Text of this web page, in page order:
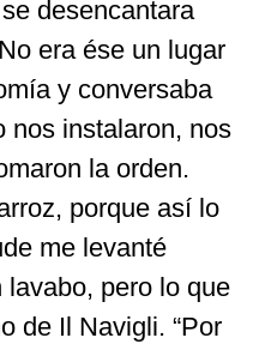
desencantara
era ése un lugar
y conversaba
nos instalaron, nos
la orden.
porque así lo
me levanté
pero lo que
de Il Navigli. “Por